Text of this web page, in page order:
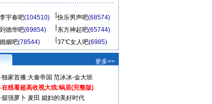
李宇春吧(104510) 快乐男声吧(68574)
刘德华吧(69854) 东方神起吧(65744)
婚姻吧(78544) 37℃女人吧(6985)
更多>>
·独家首播:大秦帝国 范冰冰-金大班
·在线看超高收视大戏:蜗居(完整版)
·倔强萝卜 麦田 媳妇的美好时代